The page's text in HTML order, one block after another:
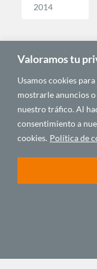
Valoramos tu
Usamos cookies
mostrarle anuncios
nuestro tráfico. Al
consentimiento a
cookies. Política de
2014
DIPLOMACIA Y
AFRICANA
#InAfrica: